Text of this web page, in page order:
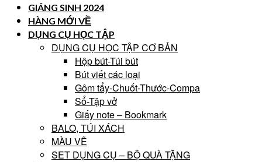
GIÁNG SINH 2024
HÀNG MỚI VỀ
DỤNG CỤ HỌC TẬP
DỤNG CỤ HỌC TẬP CƠ BẢN
Hộp bút-Túi bút
Bút viết các loại
Gôm tẩy-Chuốt-Thước-Compa
Sổ-Tập vở
Giấy note – Bookmark
BALO, TÚI XÁCH
MÀU VẼ
SET DỤNG CỤ – BỘ QUÀ TẶNG